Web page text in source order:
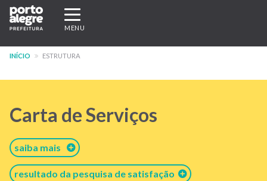
Pular
para
conteúdo
Expandir/recolher
navegação
MENU
INÍCIO ESTRUTURA
Carta de Serviços
saiba mais
resultado da pesquisa de satisfação